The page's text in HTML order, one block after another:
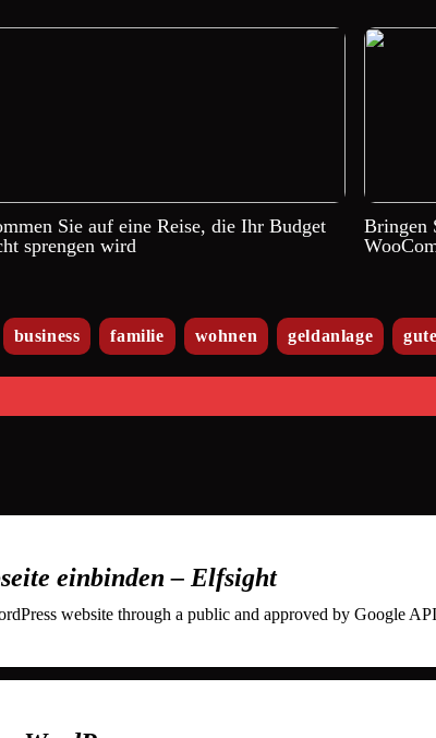
Sie auf eine Reise, die Ihr Budget
sprengen wird
Bringen
business familie wohnen geldanlage
einbinden – Elfsight
website through a public and approved by Google API